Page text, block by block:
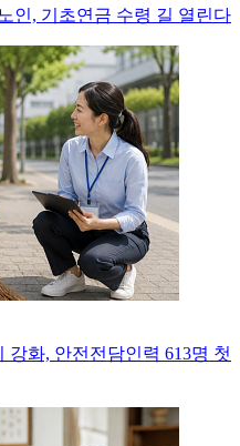
인, 기초연금 수령 길 열린다
강화, 안전전담인력 613명 첫